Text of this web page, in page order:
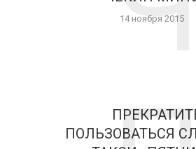
14 ноября 2015
ПОЛЬЗОВАТЬСЯ